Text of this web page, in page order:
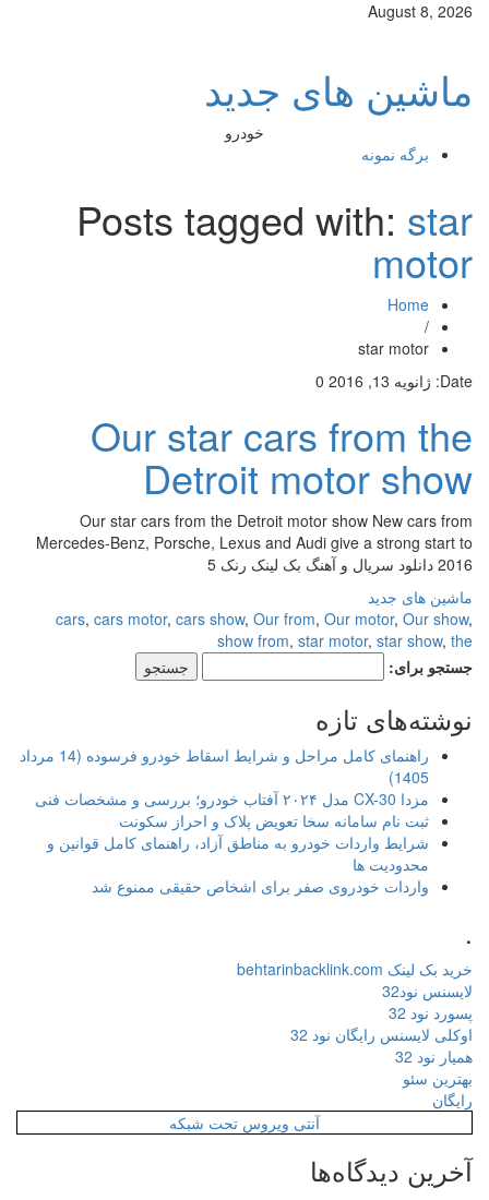
August 8, 2026
ماشین های جدید
خودرو
برگه نمونه
Posts tagged with:star
motor
Home
/
star motor
Date: ژانویه 13, 2016 0
Our star cars from the
Detroit motor show
Our star cars from the Detroit motor show New cars from
Mercedes-Benz, Porsche, Lexus and Audi give a strong start to
2016 دانلود سریال و آهنگ بک لینک رنک 5
ماشین های جدید
cars,cars motor,cars show,Our from,Our motor,Our show
show from,star motor,star show,the
جستجو برای:
نوشته‌های تازه
راهنمای کامل مراحل و شرایط اسقاط خودرو فرسوده (14 مرداد
1405)
مزدا CX-30 مدل ۲۰۲۴ آفتاب خودرو؛ بررسی و مشخصات فنی
ثبت نام سامانه سخا تعویض پلاک و احراز سکونت
شرایط واردات خودرو به مناطق آزاد، راهنمای کامل قوانین و
محدودیت ها
واردات خودروی صفر برای اشخاص حقیقی ممنوع شد
خرید بک لینک behtarinbacklink.com
لایسنس نود32
پسورد نود 32
اوکلی لایسنس رایگان نود 32
همیار نود 32
بهترین سئو
رایگان
آنتی ویروس تحت شبکه
آخرین دیدگاه‌ها